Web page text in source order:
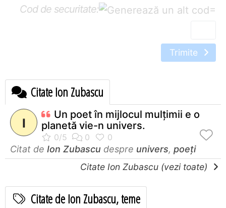
Cod de securitate: =
Trimite
Citate Ion Zubascu
I
Un poet în mijlocul mulţimii e o
planetă vie-n univers.
Citat de Ion Zubascu despre univers, poeți
Citate Ion Zubascu (vezi toate)
Citate de Ion Zubascu, teme